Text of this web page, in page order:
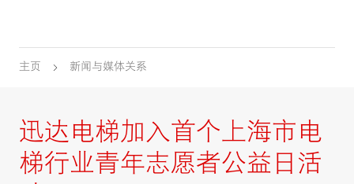
主页 新闻与媒体关系
迅达电梯加入首个上海市电
梯行业青年志愿者公益日活